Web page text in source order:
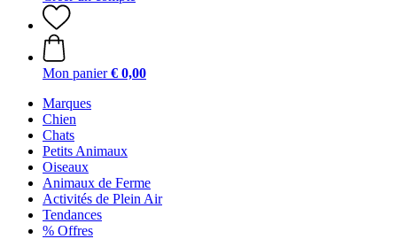
Mon panier € 0,00
Marques
Chien
Chats
Petits Animaux
Oiseaux
Animaux de Ferme
Activités de Plein Air
Tendances
% Offres